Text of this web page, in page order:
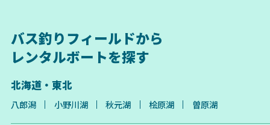
バス釣りフィールドから
レンタルボートを探す
北海道・東北
八郎潟 小野川湖 秋元湖 桧原湖 曽原湖